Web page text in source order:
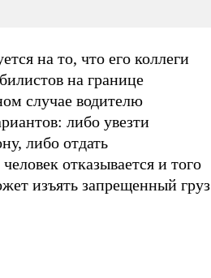
на то, что его коллеги
на границе
случае водителю
либо увезти
либо отдать
отказывается и того
изъять запрещенный груз